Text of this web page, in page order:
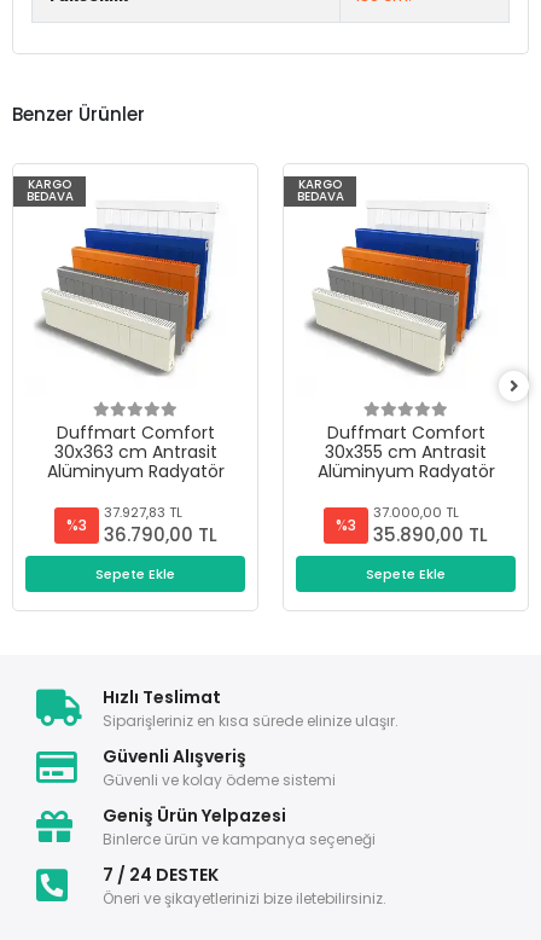
Benzer Ürünler
KARGO
BEDAVA
Duffmart Comfort
30x363 cm Antrasit
Alüminyum Radyatör
%3
37.927,83 TL
36.790,00 TL
Sepete Ekle
KARGO
BEDAVA
Duffmart Comfort
30x355 cm Antrasit
Alüminyum Radyatör
%3
37.000,00 TL
35.890,00 TL
Sepete Ekle
Hızlı Teslimat
Siparişleriniz en kısa sürede elinize ulaşır.
Güvenli Alışveriş
Güvenli ve kolay ödeme sistemi
Geniş Ürün Yelpazesi
Binlerce ürün ve kampanya seçeneği
7 / 24 DESTEK
Öneri ve şikayetlerinizi bize iletebilirsiniz.